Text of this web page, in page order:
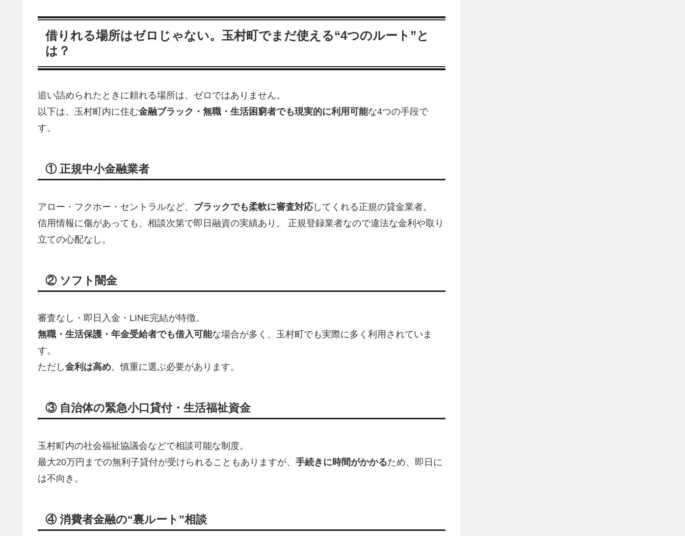
借りれる場所はゼロじゃない。玉村町でまだ使える“4つのルート”と
は？
追い詰められたときに頼れる場所は、ゼロではありません。
以下は、玉村町内に住む金融ブラック・無職・生活困窮者でも現実的に利用可能な4つの手段で
す。
① 正規中小金融業者
アロー・フクホー・セントラルなど、 ブラックでも柔軟に審査対応してくれる正規の貸金業者。
信用情報に傷があっても、相談次第で即日融資の実績あり。 正規登録業者なので違法な金利や取り
立ての心配なし。
② ソフト闇金
審査なし・即日入金・LINE完結が特徴。
無職・生活保護・年金受給者でも借入可能な場合が多く、玉村町でも実際に多く利用されていま
す。
ただし金利は高め。慎重に選ぶ必要があります。
③ 自治体の緊急小口貸付・生活福祉資金
玉村町内の社会福祉協議会などで相談可能な制度。
最大20万円までの無利子貸付が受けられることもありますが、 手続きに時間がかかるため、即日に
は不向き。
④ 消費者金融の“裏ルート”相談